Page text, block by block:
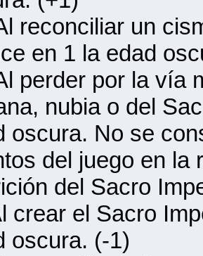
reconciliar un
en 1 la edad
perder por la vía
nubia o del
oscura. No se
del juego en la
del Sacro
el Sacro
oscura. (-1)